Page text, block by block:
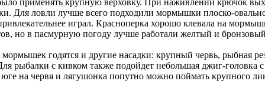
Для ловли лучше всего подходили мормышки плоско-
играл. Красноперка хорошо клевала на
но в пасмурную погоду лучше работали желтый и
годятся и другие насадки: крупный червь, рыбная
рыбалки с кивком также подойдет небольшая джиг-головка
на червя и лягушонка попутно можно поймать крупного